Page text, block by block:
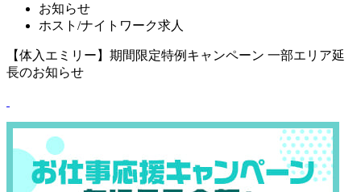
お知らせ
ホスト/ナイトワーク求人
【体入エミリー】期間限定特例キャンペーン 一部エリア延
長のお知らせ